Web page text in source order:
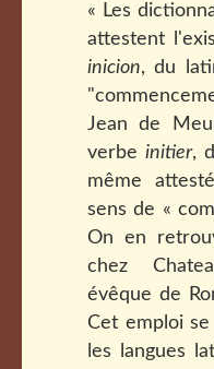
« Les
attestent
inicion, du
Jean de
verbe initier,
même
sens de «
On en
chez
évêque de
Cet emploi
les langues